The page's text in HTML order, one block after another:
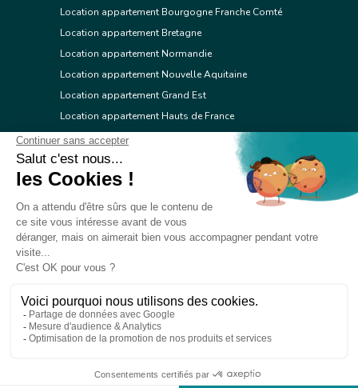
© 2026 Réseau immobilier l'Adresse
Location appartement Bourgogne Franche Comté
Location appartement Bretagne
Location appartement Normandie
Location appartement Nouvelle Aquitaine
Location appartement Grand Est
Location appartement Hauts de France
Location appartement Ile de France
Location appartement Centre Val de Loire
Location appartement Occitanie
Location appartement Provence Alpes Côte d'Azur
Location appartement Corse